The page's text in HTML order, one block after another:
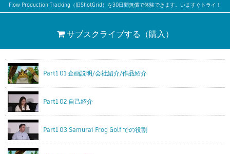
Flow Production Tracking（旧ShotGrid）を30日間無償で体験できます。いますぐトライ！
サブスクライブする （購入）
Part1 01 企画説明/会社紹介/作品紹介
Part1 02 自己紹介
Part1 03 Samurai Frog Golf での役割